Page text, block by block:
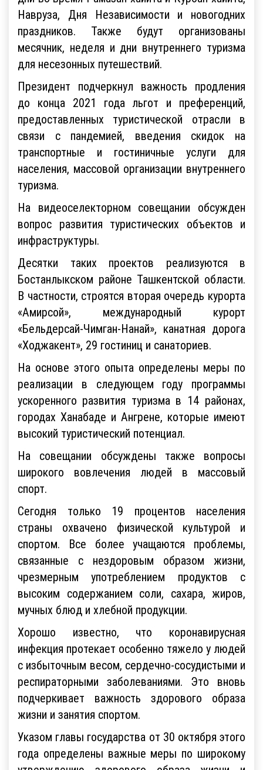
дни во время Рамазан-хайита и Курбан-хайита,
Навруза, Дня Независимости и новогодних
праздников. Также будут организованы
месячник, неделя и дни внутреннего туризма
для несезонных путешествий.
Президент подчеркнул важность продления
до конца 2021 года льгот и преференций,
предоставленных туристической отрасли в
связи с пандемией, введения скидок на
транспортные и гостиничные услуги для
населения, массовой организации внутреннего
туризма.
На видеоселекторном совещании обсужден
вопрос развития туристических объектов и
инфраструктуры.
Десятки таких проектов реализуются в
Бостанлыкском районе Ташкентской области.
В частности, строятся вторая очередь курорта
«Амирсой», международный курорт
«Бельдерсай-Чимган-Нанай», канатная дорога
«Ходжакент», 29 гостиниц и санаториев.
На основе этого опыта определены меры по
реализации в следующем году программы
ускоренного развития туризма в 14 районах,
городах Ханабаде и Ангрене, которые имеют
высокий туристический потенциал.
На совещании обсуждены также вопросы
широкого вовлечения людей в массовый
спорт.
Сегодня только 19 процентов населения
страны охвачено физической культурой и
спортом. Все более учащаются проблемы,
связанные с нездоровым образом жизни,
чрезмерным употреблением продуктов с
высоким содержанием соли, сахара, жиров,
мучных блюд и хлебной продукции.
Хорошо известно, что коронавирусная
инфекция протекает особенно тяжело у людей
с избыточным весом, сердечно-сосудистыми и
респираторными заболеваниями. Это вновь
подчеркивает важность здорового образа
жизни и занятия спортом.
Указом главы государства от 30 октября этого
года определены важные меры по широкому